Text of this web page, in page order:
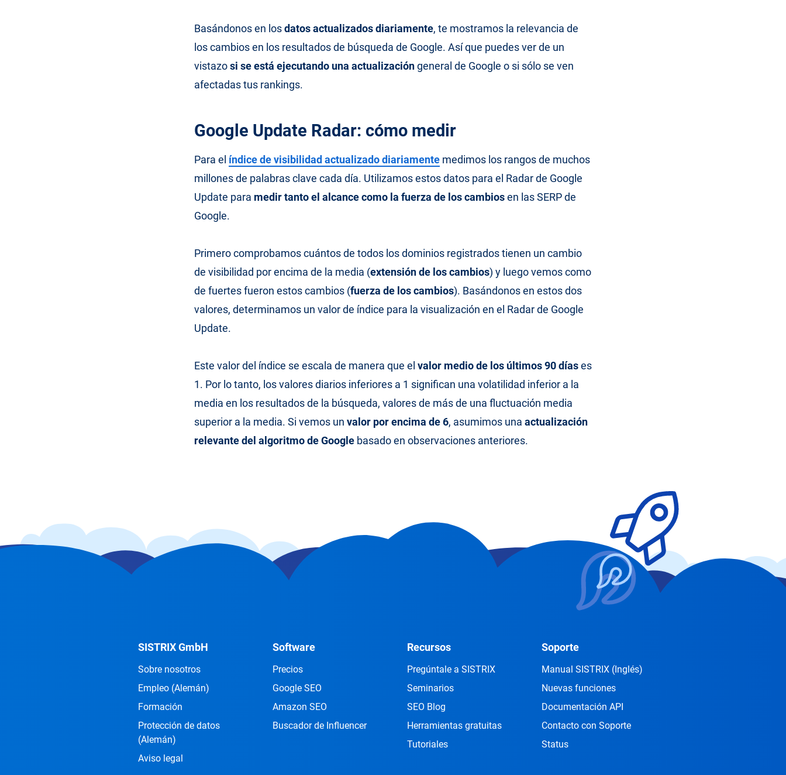
Basándonos en losdatos actualizados diariamente, te mostramos la relevancia de
los cambios en los resultados de búsqueda de Google. Así que puedes ver de un
vistazosi se está ejecutando una actualizacióngeneral de Google o si sólo se ven
afectadas tus rankings.
Google Update Radar: cómo medir
Para el índice de visibilidad actualizado diariamente medimos los rangos de muchos
millones de palabras clave cada día. Utilizamos estos datos para el Radar de Google
Update para medir tanto el alcance como la fuerza de los cambiosen las SERP de
Google.
Primero comprobamos cuántos de todos los dominios registrados tienen un cambio
de visibilidad por encima de la media (extensión de los cambios) y luego vemos como
de fuertes fueron estos cambios (fuerza de los cambios). Basándonos en estos dos
valores, determinamos un valor de índice para la visualización en el Radar de Google
Update.
Este valor del índice se escala de manera que el valor medio de los últimos 90 díases
1. Por lo tanto, los valores diarios inferiores a 1 significan una volatilidad inferior a la
media en los resultados de la búsqueda, valores de más de una fluctuación media
superior a la media. Si vemos un valor por encima de 6, asumimos una actualización
relevante del algoritmo de Google basado en observaciones anteriores.
SISTRIX GmbH
Sobre nosotros
Empleo (Alemán)
Formación
Protección de datos
(Alemán)
Aviso legal
Software
Precios
Google SEO
Amazon SEO
Buscador de Influencer
Recursos
Pregúntale a SISTRIX
Seminarios
SEO Blog
Herramientas gratuitas
Tutoriales
Soporte
Manual SISTRIX (Inglés)
Nuevas funciones
Documentación API
Contacto con Soporte
Status